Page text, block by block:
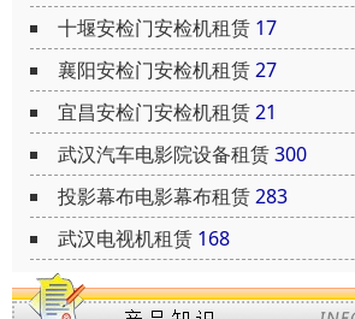
十堰安检门安检机租赁 17
襄阳安检门安检机租赁27
宜昌安检门安检机租赁21
武汉汽车电影院设备租赁300
投影幕布电影幕布租赁283
武汉电视机租赁 168